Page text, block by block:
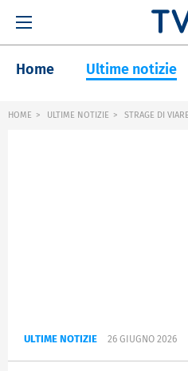
Home Ultime notizie
HOME ULTIME NOTIZIE STRAGE DI
ULTIME NOTIZIE 26 GIUGNO 2026